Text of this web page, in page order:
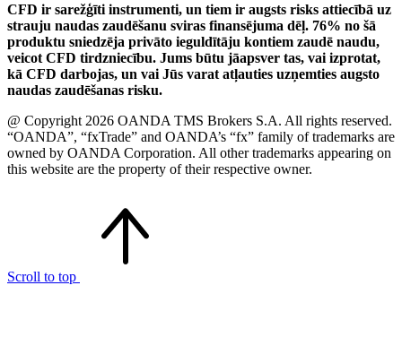
CFD ir sarežģīti instrumenti, un tiem ir augsts risks attiecībā uz
strauju naudas zaudēšanu sviras finansējuma dēļ. 76% no šā
produktu sniedzēja privāto ieguldītāju kontiem zaudē naudu,
veicot CFD tirdzniecību. Jums būtu jāapsver tas, vai izprotat,
kā CFD darbojas, un vai Jūs varat atļauties uzņemties augsto
naudas zaudēšanas risku.
@ Copyright 2026 OANDA TMS Brokers S.A. All rights reserved.
“OANDA”, “fxTrade” and OANDA’s “fx” family of trademarks are
owned by OANDA Corporation. All other trademarks appearing on
this website are the property of their respective owner.
Scroll to top